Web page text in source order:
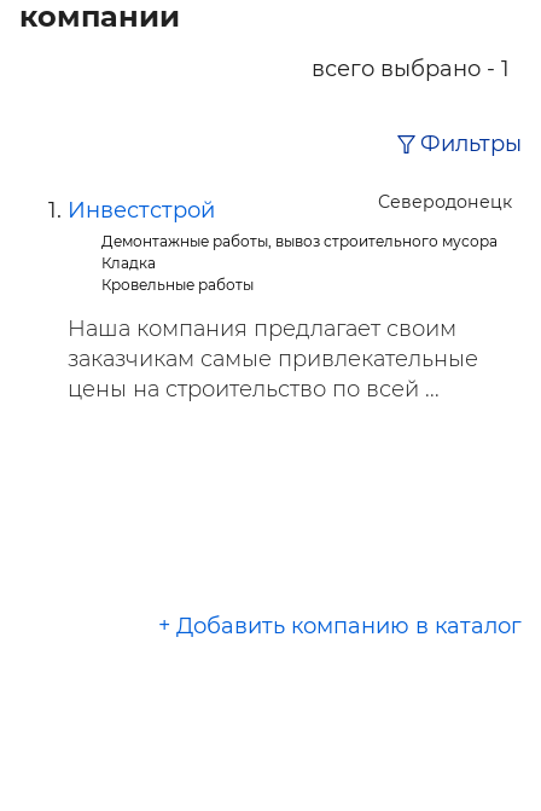
компании
всего выбрано - 1
Фильтры
Северодонецк
Инвестстрой
Демонтажные работы, вывоз строительного мусора
Кладка
Кровельные работы
Наша компания предлагает своим
заказчикам самые привлекательные
цены на строительство по всей ...
+ Добавить компанию в каталог